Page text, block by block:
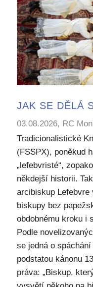
JAK SE DĚLÁ
03.08.2026, RC
Tradicionalistické
(FSSPX), poněkud
„lefebvristé“,
někdejší historii.
arcibiskup
biskupy bez
obdobnému kroku i
Podle
se jedná o
podstatou kánonu
práva: „Biskup,